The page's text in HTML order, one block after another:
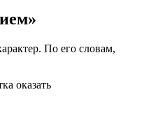
По его словам,
оказать